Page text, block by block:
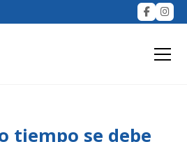
tiempo se debe